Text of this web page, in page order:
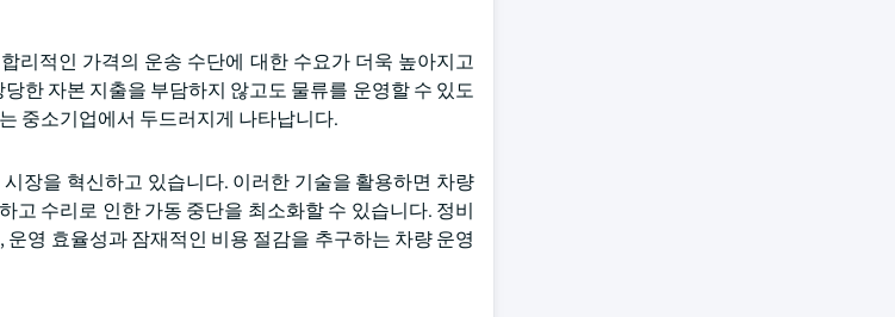
리적인 가격의 운송 수단에 대한 수요가 더욱 높아지고
한 자본 지출을 부담하지 않고도 물류를 운영할 수 있도
중소기업에서 두드러지게 나타납니다.
장을 혁신하고 있습니다. 이러한 기술을 활용하면 차량
수리로 인한 가동 중단을 최소화할 수 있습니다. 정비
영 효율성과 잠재적인 비용 절감을 추구하는 차량 운영